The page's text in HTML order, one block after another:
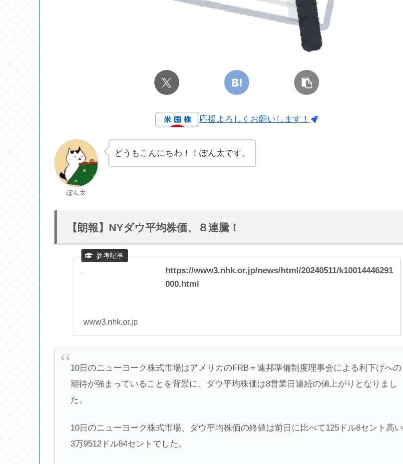
応援よろしくお願いします！
ぽん太
どうもこんにちわ！！ぽん太です。
【朗報】NYダウ平均株価、８連騰！
https://www3.nhk.or.jp/news/html/20240511/k10014446291
000.html
www3.nhk.or.jp
10日のニューヨーク株式市場はアメリカのFRB＝連邦準備制度理事会による利下げへの
期待が強まっていることを背景に、ダウ平均株価は8営業日連続の値上がりとなりまし
た。
10日のニューヨーク株式市場、ダウ平均株価の終値は前日に比べて125ドル8セント高い
3万9512ドル84セントでした。